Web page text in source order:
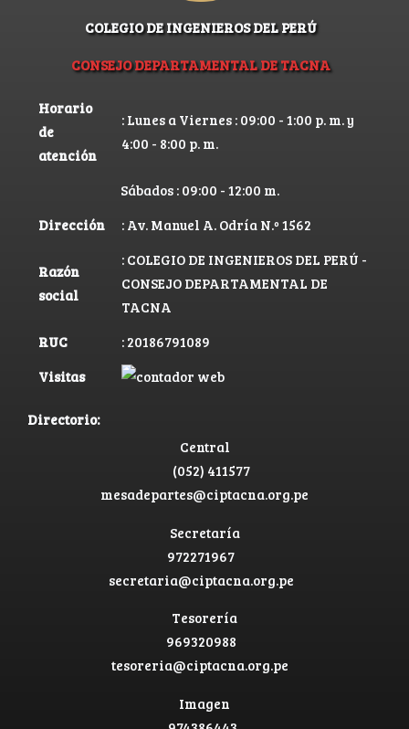
COLEGIO DE INGENIEROS DEL PERÚ
CONSEJO DEPARTAMENTAL DE TACNA
Horario
de
atención
: Lunes a Viernes : 09:00 - 1:00 p. m. y
4:00 - 8:00 p. m.
Sábados : 09:00 - 12:00 m.
Dirección
: Av. Manuel A. Odría N.º 1562
Razón
social
: COLEGIO DE INGENIEROS DEL PERÚ -
CONSEJO DEPARTAMENTAL DE
TACNA
RUC
: 20186791089
Visitas
Directorio:
Central
(052) 411577
mesadepartes@ciptacna.org.pe
Secretaría
972271967
secretaria@ciptacna.org.pe
Tesorería
969320988
tesoreria@ciptacna.org.pe
Imagen